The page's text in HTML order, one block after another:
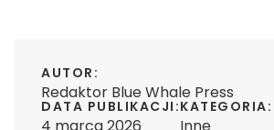
AUTOR:
Redaktor Blue Whale Press
DATA PUBLIKACJI:KATEGORIA: